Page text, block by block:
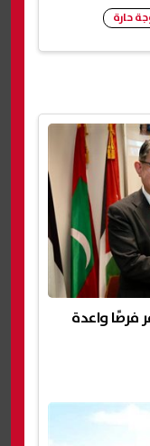
حارة
فرصًا واعدة